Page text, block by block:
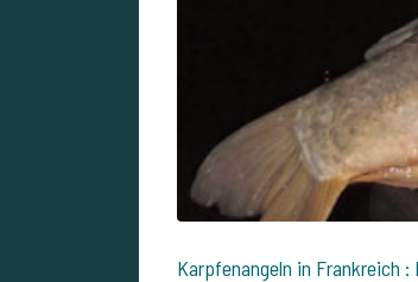
Karpfenangeln in Frankreich :